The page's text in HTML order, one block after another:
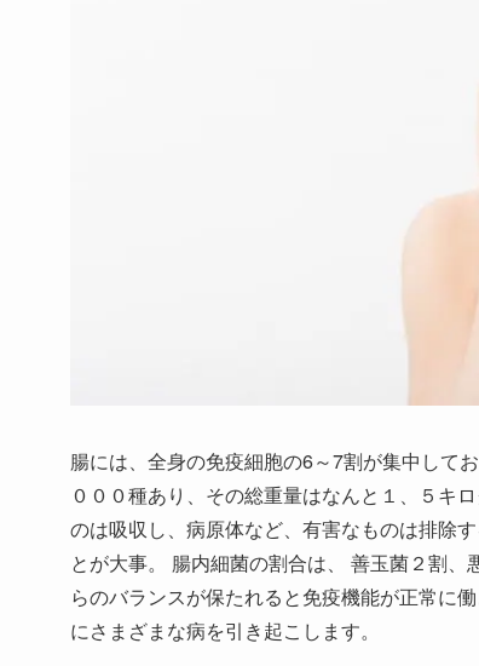
腸には、全身の免疫細胞の6～7割が集中して
０００種あり、その総重量はなんと１、５キ
のは吸収し、病原体など、有害なものは排除
とが大事。 腸内細菌の割合は、 善玉菌２割
らのバランスが保たれると免疫機能が正常に
にさまざまな病を引き起こします。